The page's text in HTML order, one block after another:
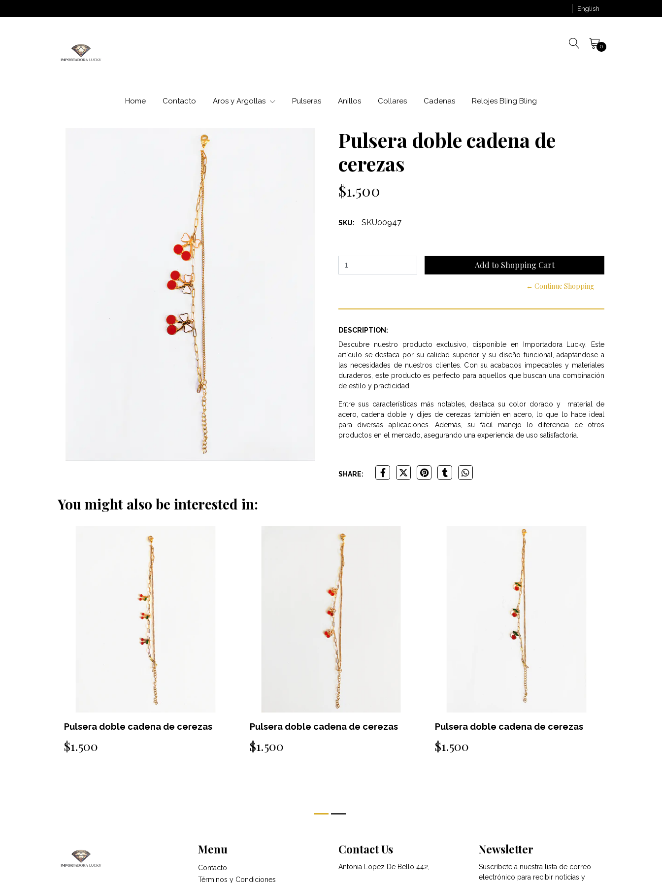
English
0
Home Contacto Aros y Argollas Pulseras Anillos Collares Cadenas Relojes Bling Bling
Pulsera doble cadena de
cerezas
$1.500
SKU: SKU00947
← Continue Shopping
DESCRIPTION:
Descubre nuestro producto exclusivo, disponible en Importadora Lucky. Este
artículo se destaca por su calidad superior y su diseño funcional, adaptándose a
las necesidades de nuestros clientes. Con su acabados impecables y materiales
duraderos, este producto es perfecto para aquellos que buscan una combinación
de estilo y practicidad.
Entre sus características más notables, destaca su color dorado y material de
acero, cadena doble y dijes de cerezas también en acero, lo que lo hace ideal
para diversas aplicaciones. Además, su fácil manejo lo diferencia de otros
productos en el mercado, asegurando una experiencia de uso satisfactoria.
SHARE:
You might also be interested in:
doble cadena de cerezas Pulsera doble cadena de cerezas Pulsera doble cadena de cerezas Pulsera doble cadena de
Menu
Contacto
Términos y Condiciones
Contact Us
Antonia Lopez De Bello 442,
Newsletter
Suscríbete a nuestra lista de correo
electrónico para recibir noticias y